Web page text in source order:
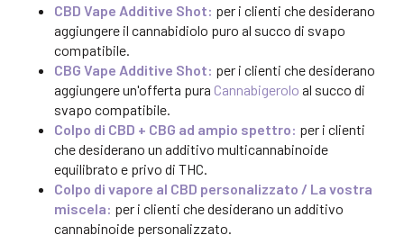
CBD Vape Additive Shot: per i clienti che desiderano
aggiungere il cannabidiolo puro al succo di svapo
compatibile.
CBG Vape Additive Shot: per i clienti che desiderano
aggiungere un'offerta pura Cannabigerolo al succo di
svapo compatibile.
Colpo di CBD + CBG ad ampio spettro: per i clienti
che desiderano un additivo multicannabinoide
equilibrato e privo di THC.
Colpo di vapore al CBD personalizzato / La vostra
miscela: per i clienti che desiderano un additivo
cannabinoide personalizzato.